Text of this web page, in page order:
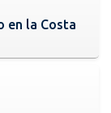
en la Costa